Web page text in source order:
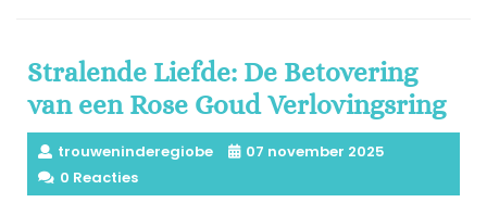
Stralende Liefde: De Betovering
van een Rose Goud Verlovingsring
trouweninderegiobe
07 november 2025
0 Reacties